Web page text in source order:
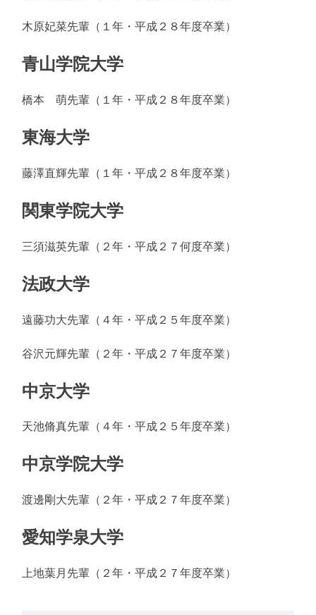
木原妃菜先輩（１年・平成２８年度卒業）
青山学院大学
橋本 萌先輩（１年・平成２８年度卒業）
東海大学
藤澤直輝先輩（１年・平成２８年度卒業）
関東学院大学
三須滋英先輩（２年・平成２７何度卒業）
法政大学
遠藤功大先輩（４年・平成２５年度卒業）
谷沢元輝先輩（２年・平成２７年度卒業）
中京大学
天池脩真先輩（４年・平成２５年度卒業）
中京学院大学
渡邊剛大先輩（２年・平成２７年度卒業）
愛知学泉大学
上地葉月先輩（２年・平成２７年度卒業）